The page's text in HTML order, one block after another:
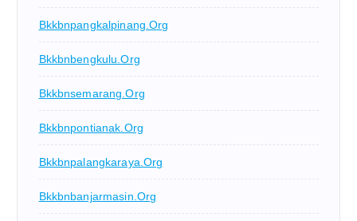
Bkkbnpangkalpinang.org
Bkkbnbengkulu.org
Bkkbnsemarang.org
Bkkbnpontianak.org
Bkkbnpalangkaraya.org
Bkkbnbanjarmasin.org